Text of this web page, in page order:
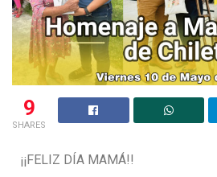
9
SHARES
¡¡FELIZ DÍA MAMÁ!!